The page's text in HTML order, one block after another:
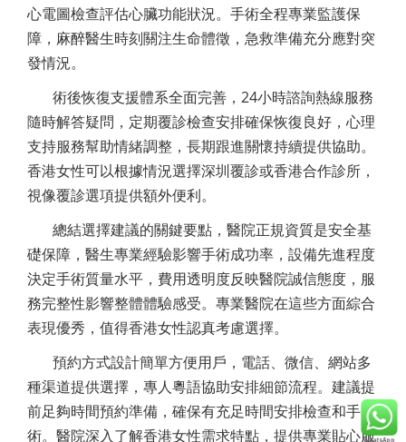
心電圖檢查評估心臟功能狀況。手術全程專業監護保
障，麻醉醫生時刻關注生命體徵，急救準備充分應對突
發情況。
術後恢復支援體系全面完善，24小時諮詢熱線服務
隨時解答疑問，定期覆診檢查安排確保恢復良好，心理
支持服務幫助情緒調整，長期跟進關懷持續提供協助。
香港女性可以根據情況選擇深圳覆診或香港合作診所，
視像覆診選項提供額外便利。
總結選擇建議的關鍵要點，醫院正規資質是安全基
礎保障，醫生專業經驗影響手術成功率，設備先進程度
決定手術質量水平，費用透明度反映醫院誠信態度，服
務完整性影響整體體驗感受。專業醫院在這些方面綜合
表現優秀，值得香港女性認真考慮選擇。
預約方式設計簡單方便用戶，電話、微信、網站多
種渠道提供選擇，專人粵語協助安排細節流程。建議提
前足夠時間預約準備，確保有充足時間安排檢查和手
術。醫院深入了解香港女性需求特點，提供專業貼心服